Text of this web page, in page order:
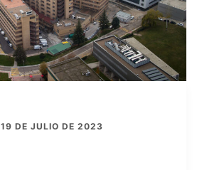
19 DE JULIO DE 2023